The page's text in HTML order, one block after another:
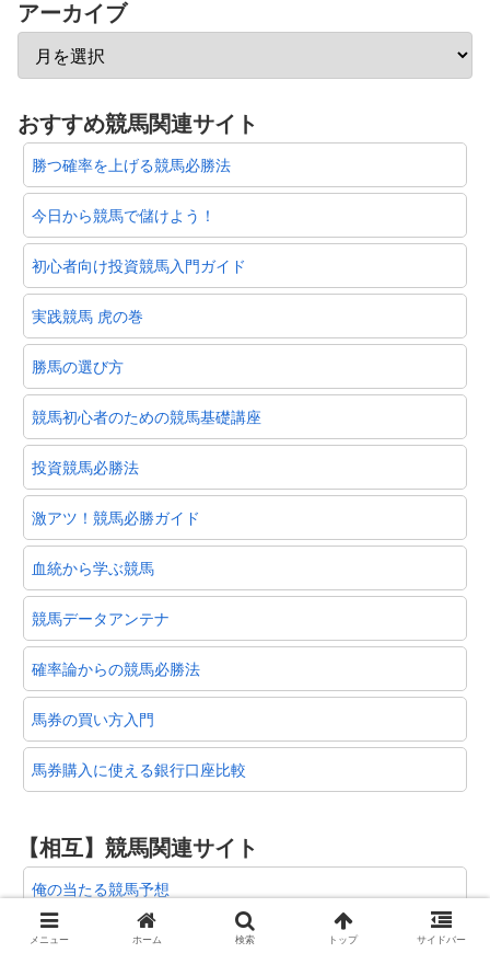
アーカイブ
おすすめ競馬関連サイト
勝つ確率を上げる競馬必勝法
今日から競馬で儲けよう！
初心者向け投資競馬入門ガイド
実践競馬 虎の巻
勝馬の選び方
競馬初心者のための競馬基礎講座
投資競馬必勝法
激アツ！競馬必勝ガイド
血統から学ぶ競馬
競馬データアンテナ
確率論からの競馬必勝法
馬券の買い方入門
馬券購入に使える銀行口座比較
【相互】競馬関連サイト
俺の当たる競馬予想
うまちゃんねる
メニュー ホーム 検索 トップ サイドバー